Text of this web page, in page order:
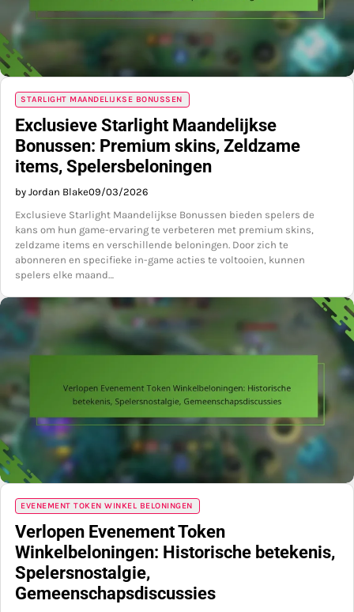
STARLIGHT MAANDELIJKSE BONUSSEN
Exclusieve Starlight Maandelijkse
Bonussen: Premium skins, Zeldzame
items, Spelersbeloningen
by Jordan Blake09/03/2026
Exclusieve Starlight Maandelijkse Bonussen bieden spelers de
kans om hun game-ervaring te verbeteren met premium skins,
zeldzame items en verschillende beloningen. Door zich te
abonneren en specifieke in-game acties te voltooien, kunnen
spelers elke maand…
EVENEMENT TOKEN WINKEL BELONINGEN
Verlopen Evenement Token
Winkelbeloningen: Historische betekenis,
Spelersnostalgie,
Gemeenschapsdiscussies